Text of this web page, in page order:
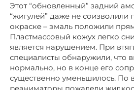
Этот “обновленный” задний
“жигулей” даже не соизволили
окраске – эмаль положили
Пластмассовый кожух легко
является нарушением. При
специалисты обнаружили, что
нормально, но в конце его
существенно уменьшилось. По